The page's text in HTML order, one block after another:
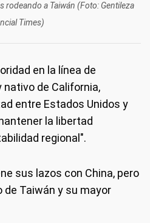
rodeando a Taiwán (Foto: Gentileza
Times)
en la línea de
de California,
entre Estados Unidos y
la libertad
regional".
sus lazos con China, pero
Taiwán y su mayor